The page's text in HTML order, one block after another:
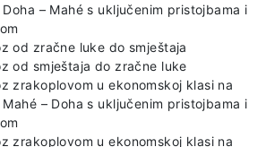
Doha – Mahé s uključenim pristojbama i
od zračne luke do smještaja
od smještaja do zračne luke
zrakoplovom u ekonomskoj klasi na
Mahé – Doha s uključenim pristojbama i
zrakoplovom u ekonomskoj klasi na